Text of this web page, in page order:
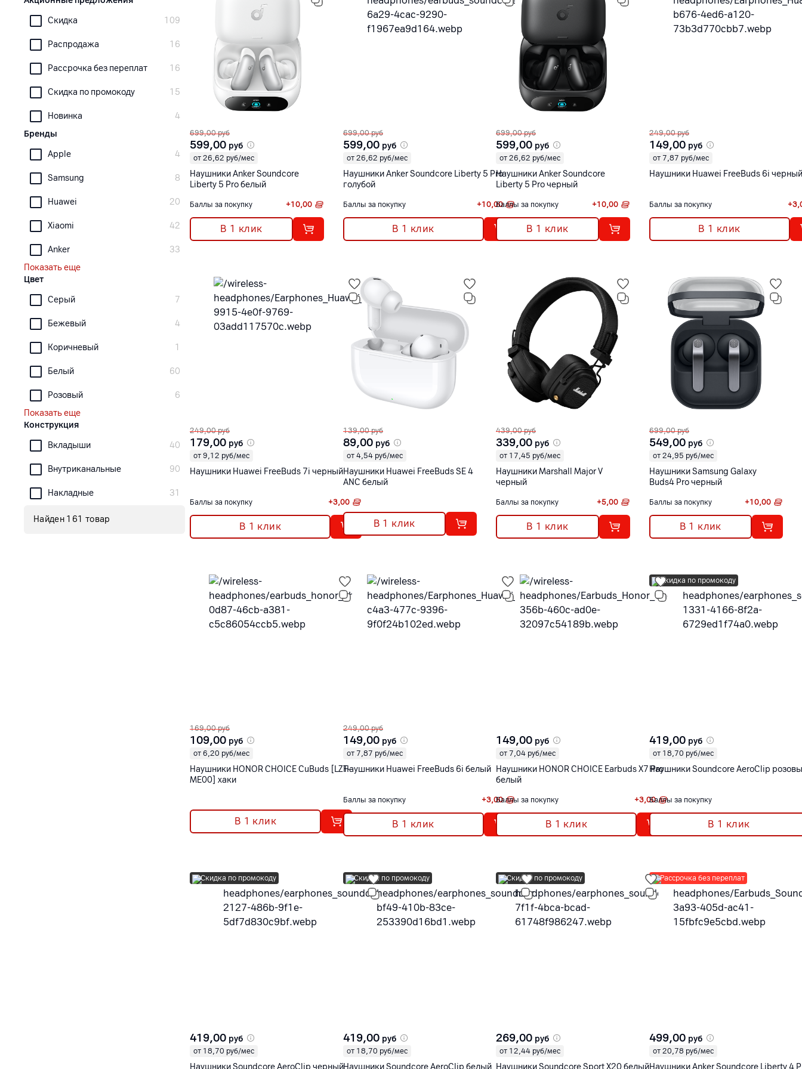
Скидка
109
Распродажа 16
Рассрочка без переплат 16
Скидка по промокоду 15
Новинка
4
Бренды
Apple
4
Samsung 8
Huawei 20
Xiaomi 42
Anker
33
Показать еще
Цвет
Серый
7
Бежевый 4
Коричневый 1
Белый 60
Розовый
6
Показать еще
Конструкция
Вкладыши
40
Внутриканальные 90
Накладные 31
Найден 161 товар
699,00 руб
599,00 руб
от 26,62 руб/мес
Наушники Anker Soundcore
Liberty 5 Pro белый
Баллы за покупку +10,00
В 1 клик
699,00 руб
599,00 руб
от 26,62 руб/мес
Наушники Anker Soundcore Liberty 5 Pro
голубой
Баллы за покупку +10,00
В 1 клик
699,00 руб
599,00 руб
от 26,62 руб/мес
Наушники Anker Soundcore
Liberty 5 Pro черный
Баллы за покупку +10,00
В 1 клик
249,00 руб
149,00 руб
от 7,87 руб/мес
Наушники Huawei FreeBuds 6i черный
Баллы за покупку +
В 1 клик
249,00 руб
179,00 руб
от 9,12 руб/мес
Наушники Huawei FreeBuds 7i черный
Баллы за покупку +3,00
В 1 клик
139,00 руб
89,00 руб
от 4,54 руб/мес
Наушники Huawei FreeBuds SE 4
ANC белый
В 1 клик
439,00 руб
339,00 руб
от 17,45 руб/мес
Наушники Marshall Major V
черный
Баллы за покупку +5,00
В 1 клик
699,00 руб
549,00 руб
от 24,95 руб/мес
Наушники Samsung Galaxy
Buds4 Pro черный
Баллы за покупку +10,00
В 1 клик
169,00 руб
109,00 руб
от 6,20 руб/мес
Наушники HONOR CHOICE CuBuds [LZT-
ME00] хаки
В 1 клик
249,00 руб
149,00 руб
от 7,87 руб/мес
Наушники Huawei FreeBuds 6i белый
Баллы за покупку +3,00
В 1 клик
149,00 руб
от 7,04 руб/мес
Наушники HONOR CHOICE Earbuds X7 Pro
белый
Баллы за покупку +3,00
В 1 клик
Скидка по промокоду
419,00 руб
от 18,70 руб/мес
Наушники Soundcore AeroClip
Баллы за покупку
В 1 клик
Скидка по промокоду
419,00 руб
от 18,70 руб/мес
Наушники Soundcore AeroClip черный
Скидка по промокоду
419,00 руб
от 18,70 руб/мес
Наушники Soundcore AeroClip белый
Скидка по промокоду
269,00 руб
от 12,44 руб/мес
Наушники Soundcore Sport X20 белый
Рассрочка без переплат
499,00 руб
от 20,78 руб/мес
Наушники Anker Soundcore Liberty 4